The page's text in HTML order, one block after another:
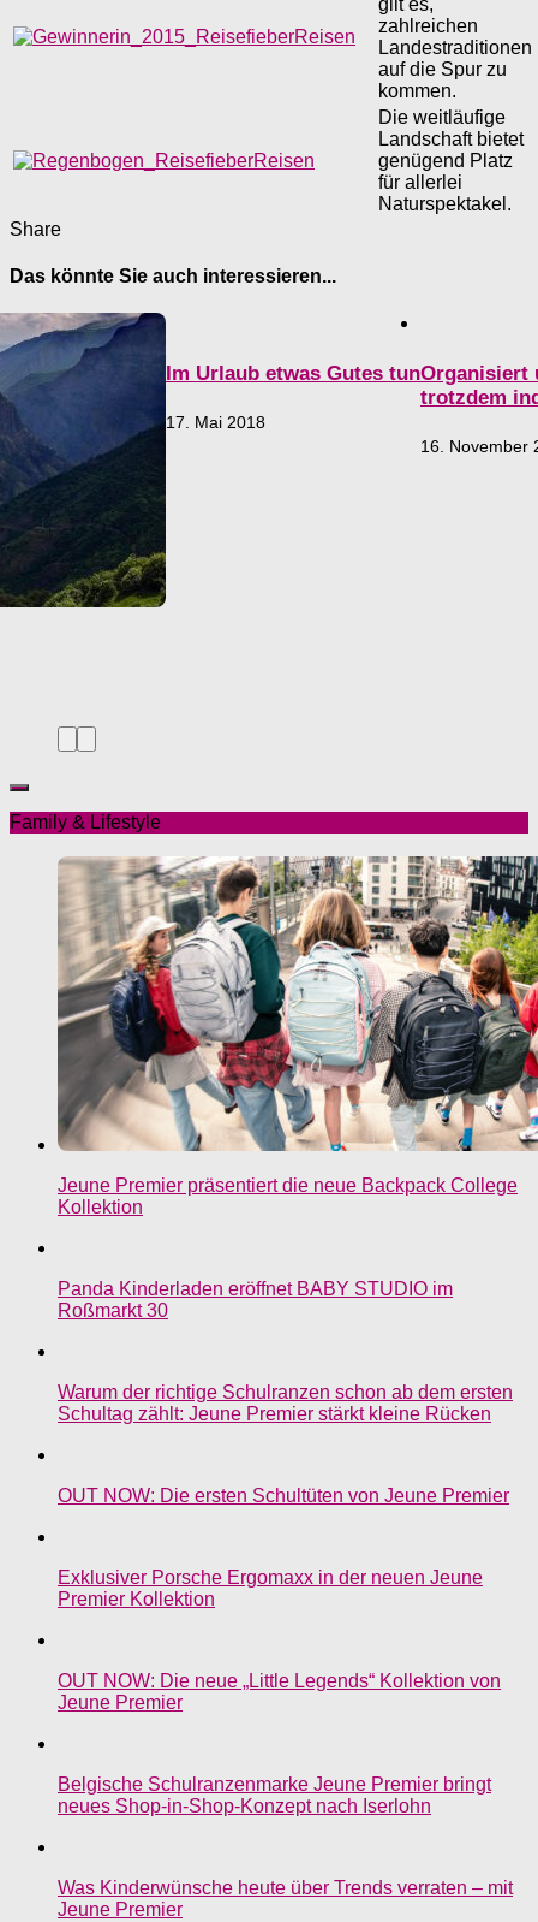
zahlreichen
Landestraditionen
auf die Spur zu
kommen.
Die weitläufige
Landschaft bietet
genügend Platz
für allerlei
Naturspektakel.
Share
Das könnte Sie auch interessieren...
Im Urlaub etwas Gutes tun
17. Mai 2018
Organisiert
individuell
Family & Lifestyle
Jeune Premier präsentiert die neue Backpack College
Kollektion
Panda Kinderladen eröffnet BABY STUDIO im
Roßmarkt 30
Warum der richtige Schulranzen schon ab dem ersten
Schultag zählt: Jeune Premier stärkt kleine Rücken
OUT NOW: Die ersten Schultüten von Jeune Premier
Exklusiver Porsche Ergomaxx in der neuen Jeune
Premier Kollektion
OUT NOW: Die neue „Little Legends“ Kollektion von
Jeune Premier
Belgische Schulranzenmarke Jeune Premier bringt
neues Shop-in-Shop-Konzept nach Iserlohn
Was Kinderwünsche heute über Trends verraten – mit
Jeune Premier